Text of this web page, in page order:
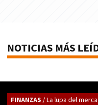
NOTICIAS MÁS
FINANZAS / La lupa del